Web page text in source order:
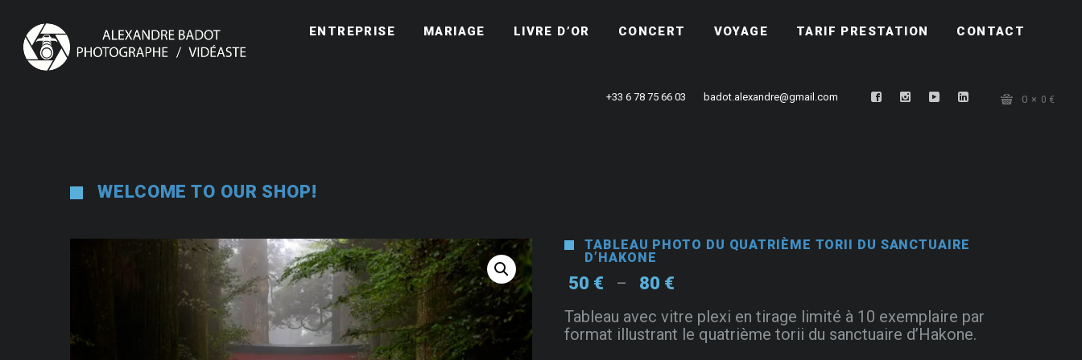
ENTREPRISE MARIAGE LIVRE D’OR CONCERT VOYAGE TARIF PRESTATION CONTACT
0 0 €
badot.alexandre@gmail.com
+33 6 78 75 66 03
WELCOME TO OUR SHOP!
TABLEAU PHOTO DU QUATRIÈME TORII DU SANCTUAIRE
D’HAKONE
50 € – 80 €
prix :
50 €
Tableau avec vitre plexi en tirage limité à 10 exemplaire par
format illustrant le quatrième torii du sanctuaire d’Hakone.